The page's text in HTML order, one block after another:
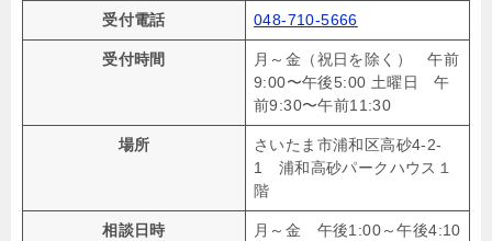
受付電話 048-710-5666
受付時間
月～金（祝日を除く） 午前
9:00〜午後5:00 土曜日 午
前9:30〜午前11:30
場所
さいたま市浦和区高砂4-2-
1 浦和高砂パークハウス１
階
相談日時 月～金 午後1:00～午後4:10